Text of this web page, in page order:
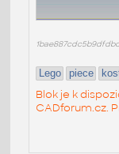
Lego piece
Blok je k
CADforum.cz.